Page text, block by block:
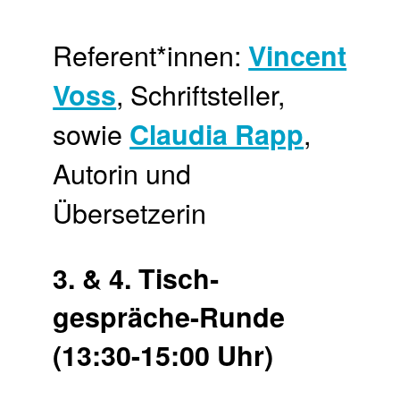
Referent*innen:Vincent
Voss, Schriftsteller,
sowie Claudia Rapp,
Autorin und
Übersetzerin
3. & 4. Tisch­
gespräche-Runde
(13:30-15:00 Uhr)